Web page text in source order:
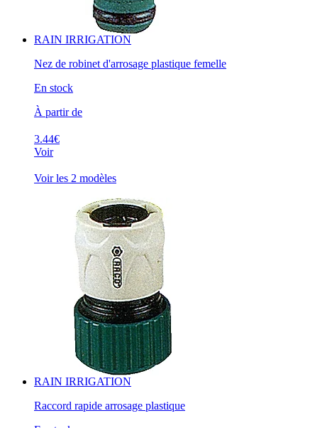
RAIN IRRIGATION
Nez de robinet d'arrosage plastique femelle
En stock
À partir de
3.44€
Voir
Voir les 2 modèles
RAIN IRRIGATION
Raccord rapide arrosage plastique